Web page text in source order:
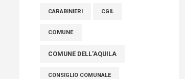
tra cui molti abruzzesi"
06 Agosto 2026
CARABINIERI CGIL
COMUNE
COMUNE DELL'AQUILA
CONSIGLIO COMUNALE